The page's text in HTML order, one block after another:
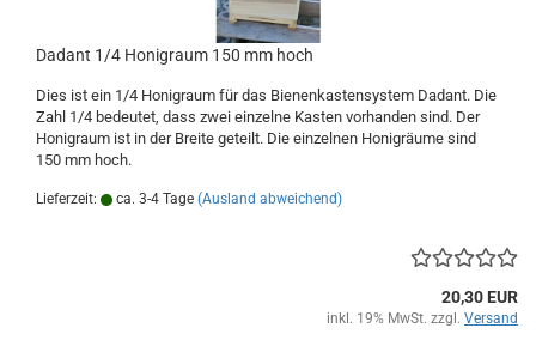
Dadant 1/4 Honigraum 150 mm hoch
Dies ist ein 1/4 Honigraum für das Bienenkastensystem Dadant. Die
Zahl 1/4 bedeutet, dass zwei einzelne Kasten vorhanden sind. Der
Honigraum ist in der Breite geteilt. Die einzelnen Honigräume sind
150 mm hoch.
Lieferzeit: ca. 3-4 Tage (Ausland abweichend)
20,30 EUR
inkl. 19% MwSt. zzgl. Versand